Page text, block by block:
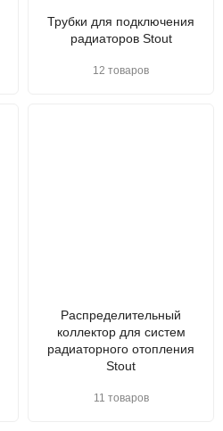
Трубки для подключения
радиаторов Stout
12 товаров
Распределительный
коллектор для систем
радиаторного отопления
Stout
11 товаров